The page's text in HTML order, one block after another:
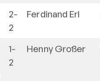
2-
2
Ferdinand Erl
1-
2
Henny Großer